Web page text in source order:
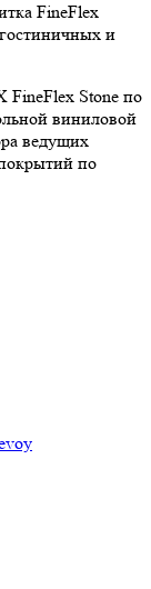
FineFlex
и
Stone по
виниловой
ведущих
по